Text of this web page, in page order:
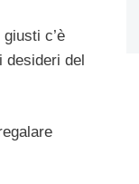
c’è
desideri del